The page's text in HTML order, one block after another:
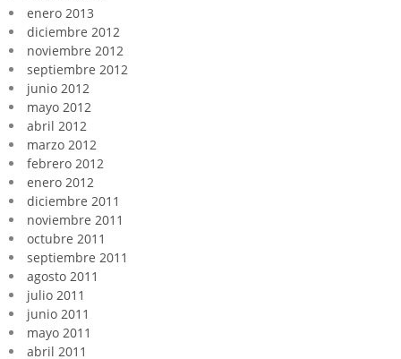
enero 2013
diciembre 2012
noviembre 2012
septiembre 2012
junio 2012
mayo 2012
abril 2012
marzo 2012
febrero 2012
enero 2012
diciembre 2011
noviembre 2011
octubre 2011
septiembre 2011
agosto 2011
julio 2011
junio 2011
mayo 2011
abril 2011